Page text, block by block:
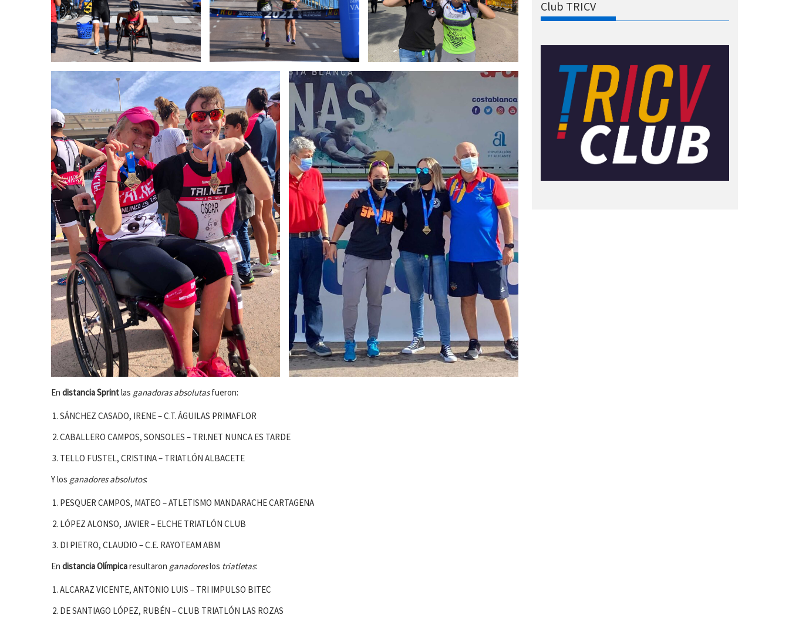
En distancia Sprintlas ganadoras absolutasfueron:
SÁNCHEZ CASADO, IRENE – C.T. ÁGUILAS PRIMAFLOR
CABALLERO CAMPOS, SONSOLES – TRI.NET NUNCA ES TARDE
TELLO FUSTEL, CRISTINA – TRIATLÓN ALBACETE
Y los ganadores absolutos:
PESQUER CAMPOS, MATEO – ATLETISMO MANDARACHE CARTAGENA
LÓPEZ ALONSO, JAVIER – ELCHE TRIATLÓN CLUB
DI PIETRO, CLAUDIO – C.E. RAYOTEAM ABM
En distancia Olímpicaresultaron ganadoreslos triatletas:
ALCARAZ VICENTE, ANTONIO LUIS – TRI IMPULSO BITEC
DE SANTIAGO LÓPEZ, RUBÉN – CLUB TRIATLÓN LAS ROZAS
Club TRICV